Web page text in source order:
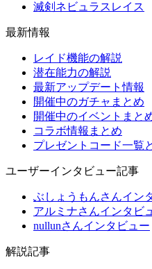
滅剣ネビュラスレイス
最新情報
レイド機能の解説
潜在能力の解説
最新アップデート情報
開催中のガチャまとめ
開催中のイベントまと
コラボ情報まとめ
プレゼントコード一覧
ユーザーインタビュー記事
ぶしょうもんさんイン
アルミナさんインタビ
nullunさんインタビュー
解説記事